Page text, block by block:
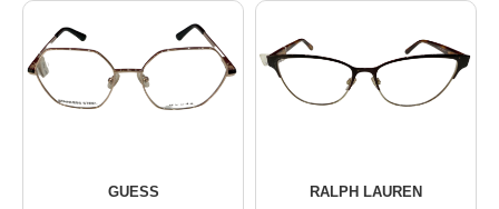
GUESS RALPH LAUREN